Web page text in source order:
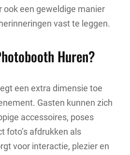
ook een geweldige manier
vast te leggen.
Huren?
een extra dimensie toe
Gasten kunnen zich
accessoires, poses
foto’s afdrukken als
voor interactie, plezier en